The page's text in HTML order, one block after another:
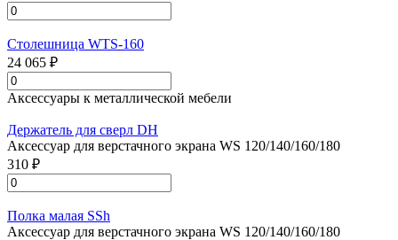
Столешница WTS-160
24 065 ₽
Аксессуары к металлической мебели
Держатель для сверл DH
Аксессуар для верстачного экрана WS 120/140/160/180
310 ₽
Полка малая SSh
Аксессуар для верстачного экрана WS 120/140/160/180